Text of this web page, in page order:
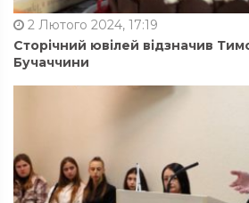
2 Лютого 2024, 17:19
Сторічний ювілей відзначив
Бучаччини